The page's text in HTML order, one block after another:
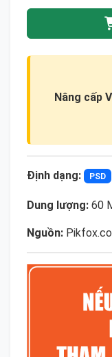
Nâng cấp
Định dạng: PSD
Dung lượng: 60
Nguồn: